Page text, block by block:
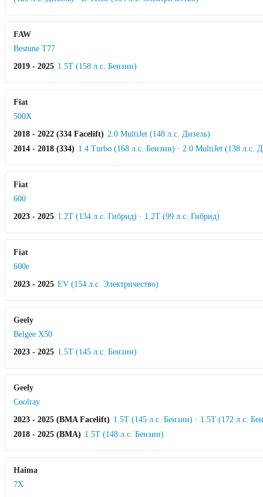
FAW
Bestune T77
2019 - 2025 1.5T (158 л.с. Бензин)
Fiat
500X
2018 - 2022 (334 Facelift) 2.0 MultiJet (148 л.с. Дизель)
2014 - 2018 (334) 1.4 Turbo (168 л.с. Бензин) · 2.0 MultiJet (138 л.с.
Fiat
600
2023 - 2025 1.2T (134 л.с. Гибрид) · 1.2T (99 л.с. Гибрид)
Fiat
600e
2023 - 2025 EV (154 л.с. Электричество)
Geely
Belgee X50
2023 - 2025 1.5T (145 л.с. Бензин)
Geely
Coolray
2023 - 2025 (BMA Facelift) 1.5T (145 л.с. Бензин) · 1.5T (172 л.с.
2018 - 2025 (BMA) 1.5T (148 л.с. Бензин)
Haima
7X